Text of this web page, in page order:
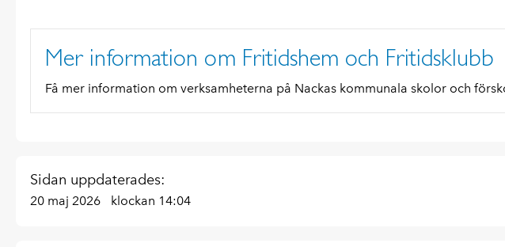
Mer information om Fritidshem och Fritidsklubb
Få mer information om verksamheterna på Nackas kommunala skolor och
Sidan uppdaterades:
20 maj 2026 klockan 14:04